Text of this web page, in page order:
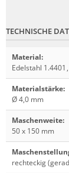
TECHNISCHE
Material:
Edelstahl 1.4401 ,
Materialstärke:
Ø 4,0 mm
Maschenweite:
50 x 150 mm
rechteckig